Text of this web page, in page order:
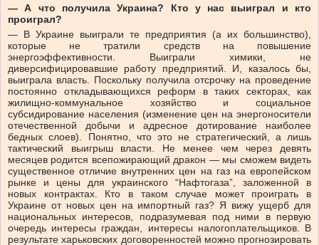
— А что получила Украина? Кто у нас выиграл и кто
проиграл?
— В Украине выиграли те предприятия (а их большинство),
которые не тратили средств на повышение
энергоэффективности. Выиграли химики, не
диверсифицировавшие работу предприятий. И, казалось бы,
выиграла власть. Поскольку получила отсрочку на проведение
постоянно откладывающихся реформ в таких секторах, как
жилищно-коммунальное хозяйство и социальное
субсидирование населения (изменение цен на энергоносители
отечественной добычи и адресное дотирование наиболее
бедных слоев). Понятно, что это не стратегический, а лишь
тактический выигрыш власти. Не менее чем через девять
месяцев родится всепожирающий дракон — мы сможем видеть
существенное отличие внутренних цен на газ на европейском
рынке и цены для украинского “Нафтогаза”, заложенной в
новых контрактах. Кто в таком случае может проиграть в
Украине от новых цен на импортный газ? Я вижу ущерб для
национальных интересов, подразумевая под ними в первую
очередь интересы граждан, интересы налогоплательщиков. В
результате харьковских договоренностей можно прогнозировать